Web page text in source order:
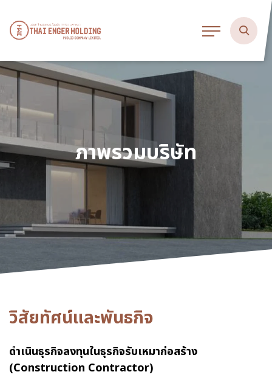
ภาพรวมบริษัท
วิสัยทัศน์และพันธกิจ
ดำเนินธุรกิจลงทุนในธุรกิจรับเหมาก่อสร้าง
(Construction Contractor)